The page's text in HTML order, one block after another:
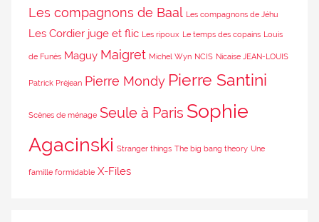
Les compagnons de Baal Les compagnons de Jéhu
Les Cordier juge et flic Les ripoux Le temps des copains Louis
de Funès Maguy Maigret Michel Wyn NCIS Nicaise JEAN-LOUIS
Patrick Préjean Pierre Mondy Pierre Santini
Scènes de ménage Seule à Paris Sophie
Agacinski Stranger things The big bang theory Une
famille formidable X-Files